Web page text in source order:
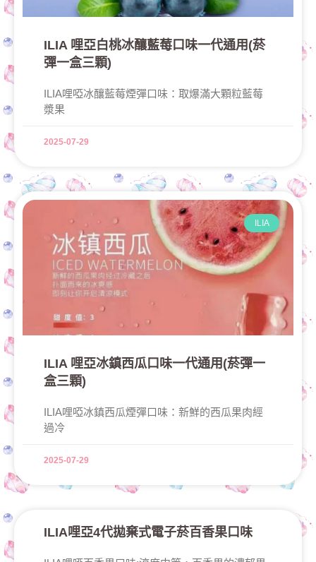
ILIA 哩亞白桃冰釀藍莓口味一代通用(菸
彈一盒三顆)
ILIA哩啞冰釀藍莓煙彈口味：取爆滿大顆粒藍莓
漿果
2025-07-29
ILIA
ILIA 哩亞冰鎮西瓜口味一代通用(菸彈一
盒三顆)
ILIA哩啞冰鎮西瓜煙彈口味：新鮮的西瓜果肉經
過冷
2025-07-29
ILIA哩亞4代拋棄式電子菸百香果口味